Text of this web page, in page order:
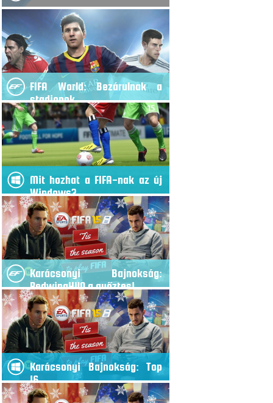
FIFA World: Bezárulnak a
stadionok
Mit hozhat a FIFA-nak az új
Windows?
Karácsonyi Bajnokság:
RedwingHUN a győztes!
Karácsonyi Bajnokság: Top
16